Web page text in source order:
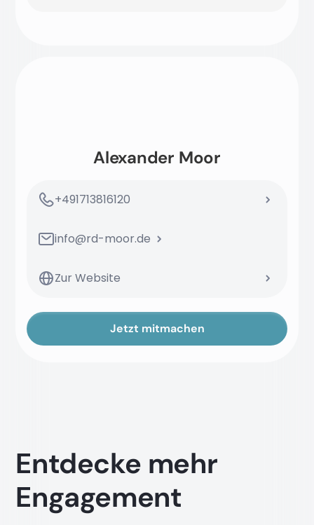
Alexander Moor
+491713816120
info@rd-moor.de
Zur Website
Jetzt mitmachen
Entdecke mehr
Engagement